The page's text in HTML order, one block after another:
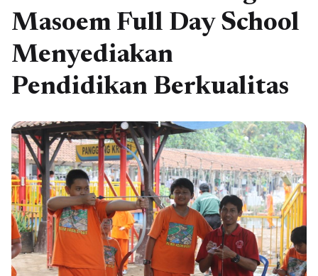
Masoem Full Day School
Menyediakan
Pendidikan Berkualitas